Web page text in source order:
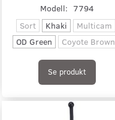
Modell: 7794
Sort
Khaki
Multicam
OD Green
Coyote Brown
Se produkt